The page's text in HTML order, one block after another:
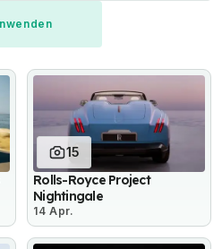
15
Rolls-Royce Project
Nightingale
14 Apr.